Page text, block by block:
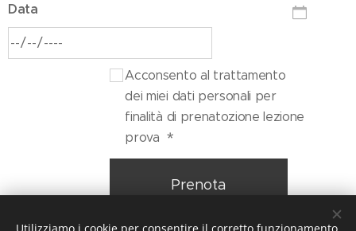
Data
Acconsento al trattamento
dei miei dati personali per
finalità di prenatozione lezione
prova
Prenota